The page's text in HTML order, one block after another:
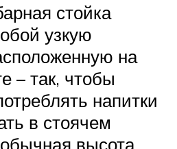
стойка
узкую
на
– так, чтобы
напитки
в стоячем
высота